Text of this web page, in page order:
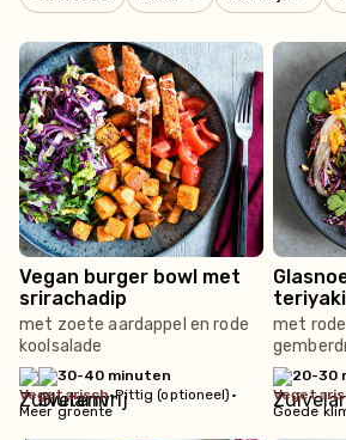
Vegan burger bowl met
srirachadip
met zoete aardappel en rode
koolsalade
30-40 minuten
vegetarisch•Pittig (optioneel) •
Meer groente
met
20-30
Goede